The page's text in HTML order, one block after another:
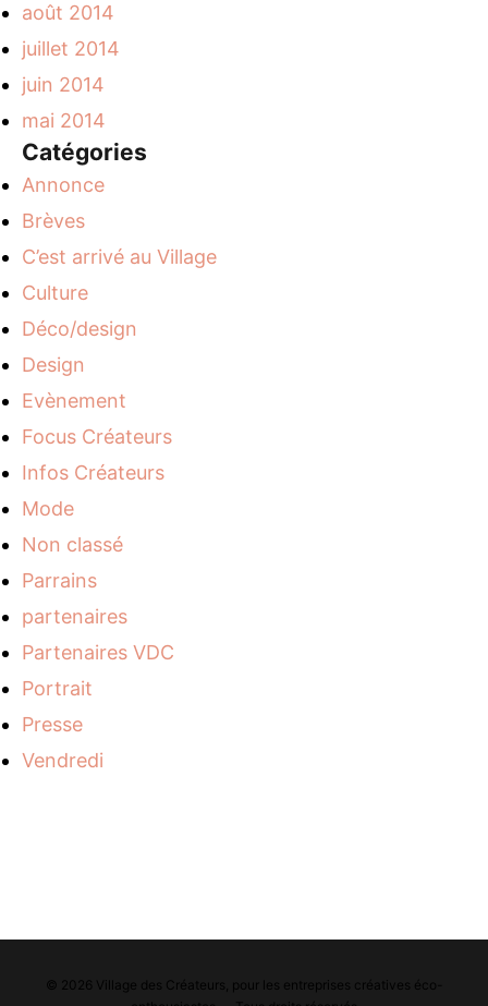
août 2014
juillet 2014
juin 2014
mai 2014
Catégories
Annonce
Brèves
C’est arrivé au Village
Culture
Déco/design
Design
Evènement
Focus Créateurs
Infos Créateurs
Mode
Non classé
Parrains
partenaires
Partenaires VDC
Portrait
Presse
Vendredi
© 2026 Village des Créateurs, pour les entreprises créatives éco-